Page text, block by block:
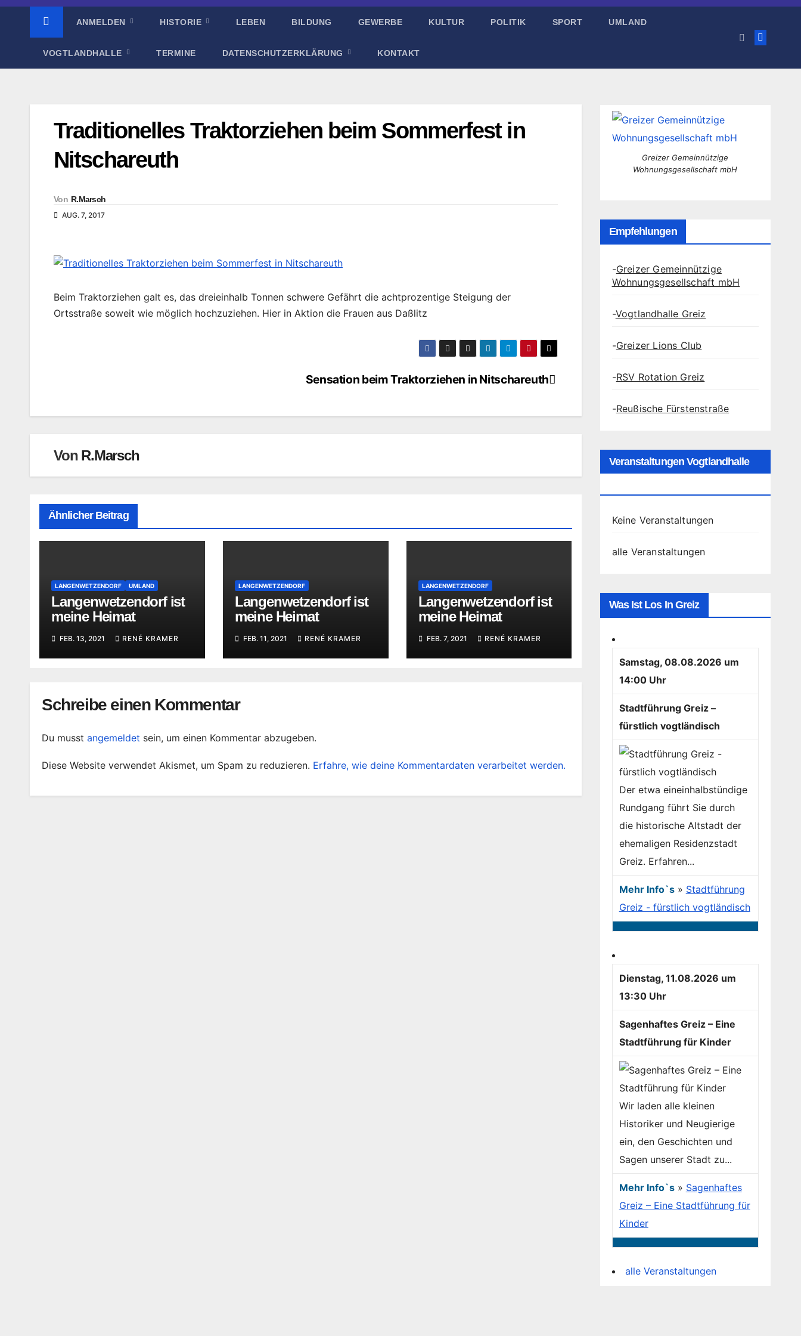
ANMELDEN HISTORIE LEBEN BILDUNG GEWERBE KULTUR POLITIK SPORT UMLAND
VOGTLANDHALLE TERMINE DATENSCHUTZERKLÄRUNG KONTAKT
Traditionelles Traktorziehen beim Sommerfest in
Nitschareuth
Von R.Marsch
AUG. 7, 2017
Beim Traktorziehen galt es, das dreieinhalb Tonnen schwere Gefährt die achtprozentige Steigung der
Ortsstraße soweit wie möglich hochzuziehen. Hier in Aktion die Frauen aus Daßlitz
Sensation beim Traktorziehen in Nitschareuth
Von R.Marsch
Ähnlicher Beitrag
LANGENWETZENDORF UMLAND
Langenwetzendorf ist
meine Heimat
FEB. 13, 2021 RENÉ KRAMER
LANGENWETZENDORF
Langenwetzendorf ist
meine Heimat
FEB. 11, 2021 RENÉ KRAMER
LANGENWETZENDORF
Langenwetzendorf ist
meine Heimat
FEB. 7, 2021 RENÉ KRAMER
Schreibe einen Kommentar
Du musst angemeldet sein, um einen Kommentar abzugeben.
Diese Website verwendet Akismet, um Spam zu reduzieren. Erfahre, wie deine Kommentardaten verarbeitet werden.
Greizer Gemeinnützige
Wohnungsgesellschaft mbH
Empfehlungen
-Greizer Gemeinnützige
Wohnungsgesellschaft mbH
-Vogtlandhalle Greiz
-Greizer Lions Club
-RSV Rotation Greiz
-Reußische Fürstenstraße
Veranstaltungen Vogtlandhalle
Keine Veranstaltungen
alle Veranstaltungen
Was Ist Los In Greiz
Samstag, 08.08.2026 um
14:00 Uhr
Stadtführung Greiz –
fürstlich vogtländisch
Der etwa eineinhalbstündige
Rundgang führt Sie durch
die historische Altstadt der
ehemaligen Residenzstadt
Greiz. Erfahren...
Mehr Info`s» Stadtführung
Greiz - fürstlich vogtländisch
Dienstag, 11.08.2026 um
13:30 Uhr
Sagenhaftes Greiz – Eine
Stadtführung für Kinder
Wir laden alle kleinen
Historiker und Neugierige
ein, den Geschichten und
Sagen unserer Stadt zu...
Mehr Info`s» Sagenhaftes
Greiz – Eine Stadtführung für
Kinder
alle Veranstaltungen